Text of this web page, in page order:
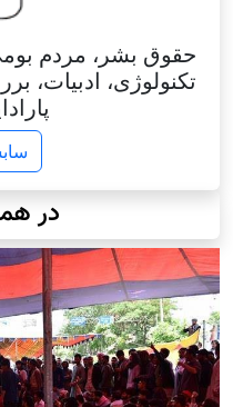
حقوق بشر، مردم
تکنولوژی، ادبیات،
در